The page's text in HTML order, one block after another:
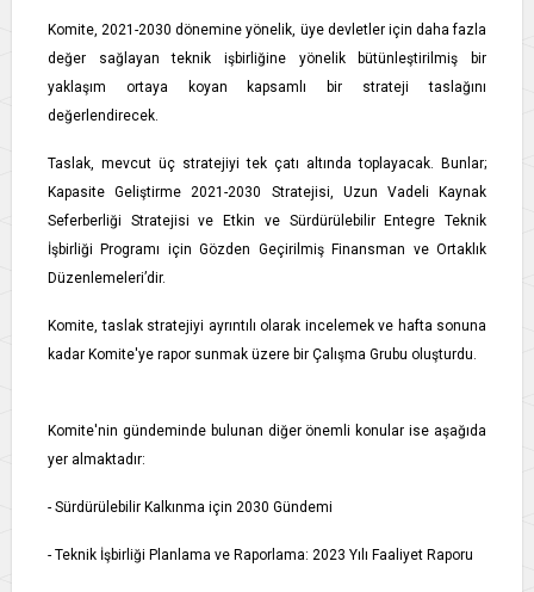
Komite, 2021-2030 dönemine yönelik, üye devletler için daha fazla
değer sağlayan teknik işbirliğine yönelik bütünleştirilmiş bir
yaklaşım ortaya koyan kapsamlı bir strateji taslağını
değerlendirecek.
Taslak, mevcut üç stratejiyi tek çatı altında toplayacak. Bunlar;
Kapasite Geliştirme 2021-2030 Stratejisi, Uzun Vadeli Kaynak
Seferberliği Stratejisi ve Etkin ve Sürdürülebilir Entegre Teknik
İşbirliği Programı için Gözden Geçirilmiş Finansman ve Ortaklık
Düzenlemeleri’dir.
Komite, taslak stratejiyi ayrıntılı olarak incelemek ve hafta sonuna
kadar Komite'ye rapor sunmak üzere bir Çalışma Grubu oluşturdu.
Komite'nin gündeminde bulunan diğer önemli konular ise aşağıda
yer almaktadır:
- Sürdürülebilir Kalkınma için 2030 Gündemi
- Teknik İşbirliği Planlama ve Raporlama: 2023 Yılı Faaliyet Raporu